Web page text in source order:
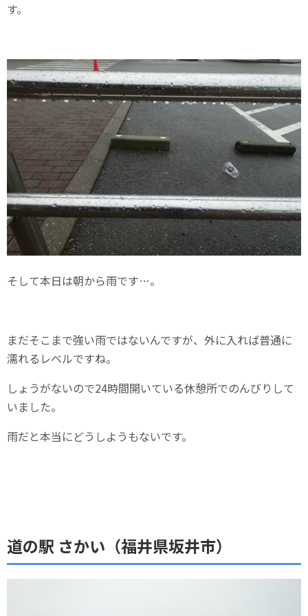
す。
そして本日は朝から雨です…。
まだそこまで強い雨ではないんですが、外に入れば普通に
濡れるレベルですね。
しょうがないので24時間開いている休憩所でのんびりして
いました。
雨だと本当にどうしようもないです。
道の駅 さかい（福井県坂井市）